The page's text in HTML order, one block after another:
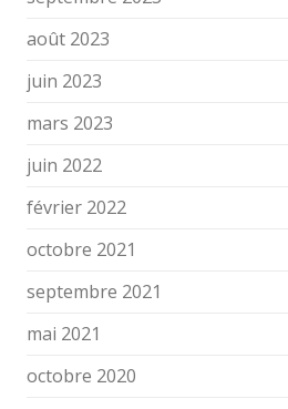
août 2023
juin 2023
mars 2023
juin 2022
février 2022
octobre 2021
septembre 2021
mai 2021
octobre 2020